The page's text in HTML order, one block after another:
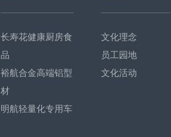
长寿花健康厨房食
品
裕航合金高端铝型
材
明航轻量化专用车
文化理念
员工园地
文化活动